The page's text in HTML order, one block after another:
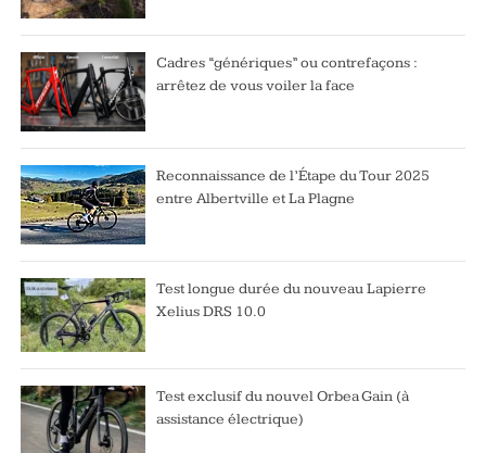
Cadres “génériques” ou contrefaçons :
arrêtez de vous voiler la face
Reconnaissance de l’Étape du Tour 2025
entre Albertville et La Plagne
Test longue durée du nouveau Lapierre
Xelius DRS 10.0
Test exclusif du nouvel Orbea Gain (à
assistance électrique)